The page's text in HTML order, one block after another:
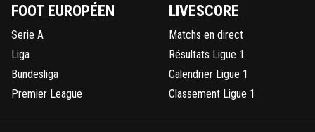
FOOT EUROPÉEN
Serie A
Liga
Bundesliga
Premier League
LIVESCORE
Matchs en direct
Résultats Ligue 1
Calendrier Ligue 1
Classement Ligue 1